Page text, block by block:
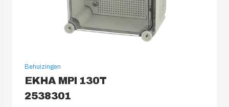
Behuizingen
EKHA MPI 130T
2538301